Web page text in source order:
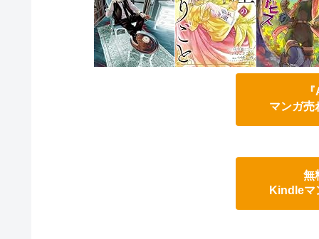
マンガ売
無
Kindleマ